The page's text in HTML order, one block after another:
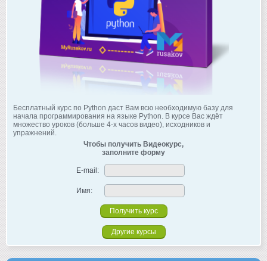
Бесплатный курс по Python даст Вам всю необходимую базу для
начала программирования на языке Python. В курсе Вас ждёт
множество уроков (больше 4-х часов видео), исходников и
упражнений.
Чтобы получить Видеокурс,
заполните форму
E-mail:
Имя:
Другие курсы